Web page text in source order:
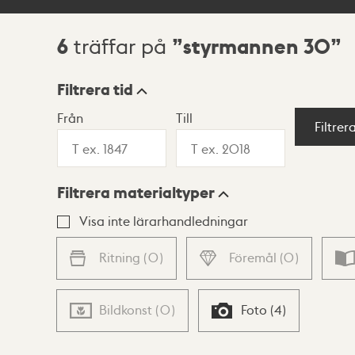
Sökresultat
6 träffar på styrmannen 30
Visningsläge
Lista Karta
Filtrera tid
Från Till
Filtrera materialtyper
Visa inte lärarhandledningar
Ritning (0) Föremål (0)
Bildkonst (0) Foto (4)